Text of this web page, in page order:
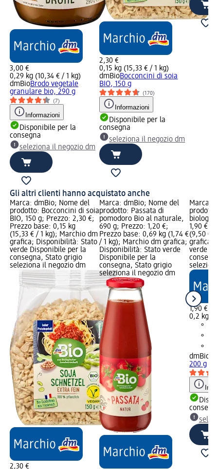
3,00 €
0,29 kg (10,34 € / 1 kg)
dmBioBrodo vegetale
granulare bio, 290 g
(7)
Informazioni
Disponibile per la
consegna
seleziona il negozio dm
2,30 €
0,15 kg (15,33 € / 1 kg)
dmBioBocconcini di soia
BIO, 150 g
(170)
Informazioni
Disponibile per la
consegna
seleziona il negozio dm
Gli altri clienti hanno acquistato anche
Marca: dmBio; Nome del
prodotto: Bocconcini di soia
BIO, 150 g; Prezzo: 2,30 €;
Prezzo base: 0,15 kg
(15,33 € / 1 kg); Marchio dm
grafica; Disponibilità: Stato
verde Disponibile per la
consegna, Stato grigio
seleziona il negozio dm
2,30 €
Marca: dmBio; Nome del
prodotto: Passata di
pomodoro Bio al naturale,
690 g; Prezzo: 1,20 €;
Prezzo base: 0,69 kg (1,74 €
/ 1 kg); Marchio dm grafica;
Disponibilità: Stato verde
Disponibile per la
consegna, Stato grigio
seleziona il negozio dm
Marca:
1,90 €;
(9,50 € /
grafica;
verde
1,90 €
0,2 kg
dmBio
200 g